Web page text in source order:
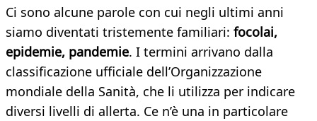
Ci sono alcune parole con cui negli ultimi anni
siamo diventati tristemente familiari: focolai,
epidemie, pandemie. I termini arrivano dalla
classificazione ufficiale dell’Organizzazione
mondiale della Sanità, che li utilizza per indicare
diversi livelli di allerta. Ce n’è una in particolare